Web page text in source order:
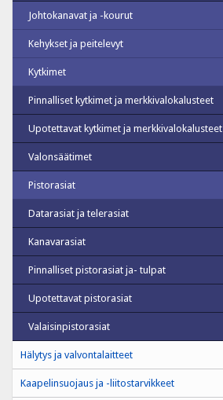
Johtokanavat ja -kourut
Kehykset ja peitelevyt
Kytkimet
Pinnalliset kytkimet ja merkkivalokalusteet
Upotettavat kytkimet ja merkkivalokalusteet
Valonsäätimet
Pistorasiat
Datarasiat ja telerasiat
Kanavarasiat
Pinnalliset pistorasiat ja- tulpat
Upotettavat pistorasiat
Valaisinpistorasiat
Hälytys ja valvontalaitteet
Kaapelinsuojaus ja -liitostarvikkeet